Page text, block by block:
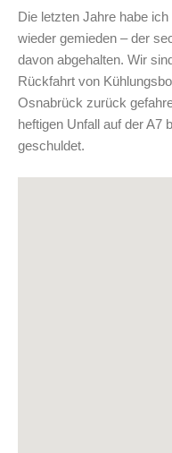
Die letzten Jahre habe
wieder gemieden – der
davon abgehalten. Wir
Rückfahrt von
Osnabrück zurück
heftigen Unfall auf der A7
geschuldet.